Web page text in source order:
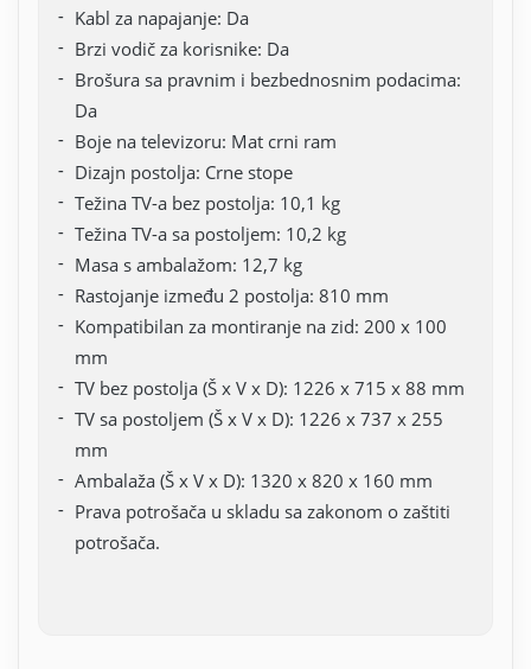
Kabl za napajanje: Da
Brzi vodič za korisnike: Da
Brošura sa pravnim i bezbednosnim podacima:
Da
Boje na televizoru: Mat crni ram
Dizajn postolja: Crne stope
Težina TV-a bez postolja: 10,1 kg
Težina TV-a sa postoljem: 10,2 kg
Masa s ambalažom: 12,7 kg
Rastojanje između 2 postolja: 810 mm
Kompatibilan za montiranje na zid: 200 x 100
mm
TV bez postolja (Š x V x D): 1226 x 715 x 88 mm
TV sa postoljem (Š x V x D): 1226 x 737 x 255
mm
Ambalaža (Š x V x D): 1320 x 820 x 160 mm
Prava potrošača u skladu sa zakonom o zaštiti
potrošača.